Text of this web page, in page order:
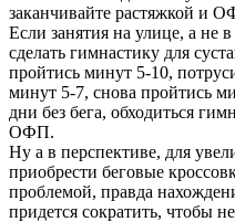
заканчивайте растяжкой и
Если занятия на улице, а не
сделать гимнастику для
пройтись минут 5-10,
минут 5-7, снова пройтись
дни без бега, обходиться
ОФП.
Ну а в перспективе, для
приобрести беговые
проблемой, правда
придется сократить, чтобы